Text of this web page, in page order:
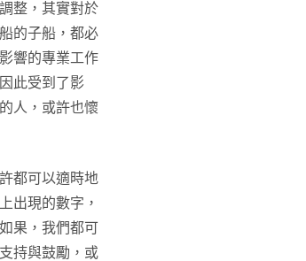
整，其實對於
的子船，都必
響的專業工作
此受到了影
人，或許也懷
都可以適時地
出現的數字，
果，我們都可
持與鼓勵，或